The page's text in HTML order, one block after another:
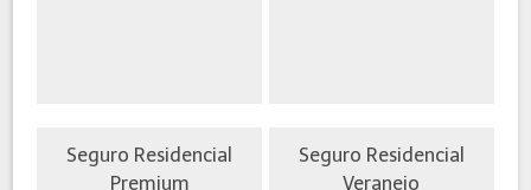
Seguro Residencial
Premium
Seguro Residencial
Veraneio